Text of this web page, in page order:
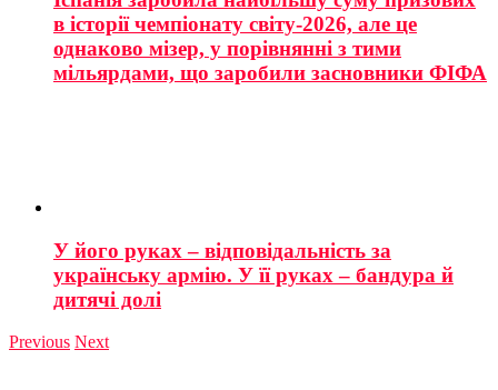
в історії чемпіонату світу-2026, але це
однаково мізер, у порівнянні з тими
мільярдами, що заробили засновники ФІФА
У його руках – відповідальність за
українську армію. У її руках – бандура й
дитячі долі
Previous Next